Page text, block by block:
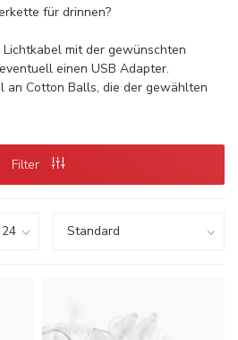
für drinnen?
mit der gewünschten
einen USB Adapter.
an Cotton Balls, die der gewählten
Filter